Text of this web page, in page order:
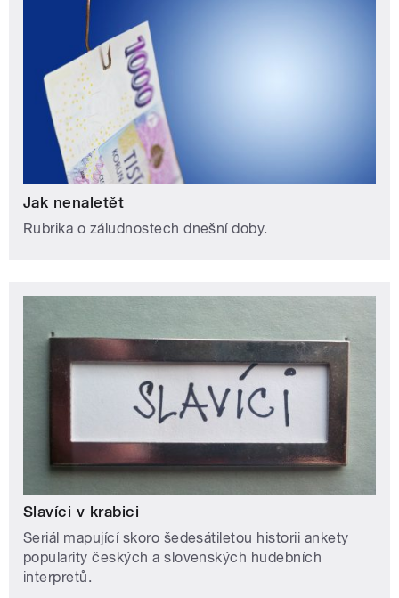
Jak nenaletět
Rubrika o záludnostech dnešní doby.
Slavíci v krabici
Seriál mapující skoro šedesátiletou historii ankety
popularity českých a slovenských hudebních
interpretů.